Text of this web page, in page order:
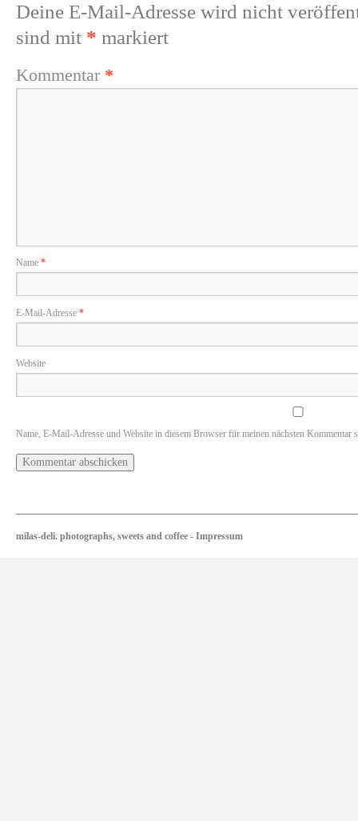
Deine E-Mail-Adresse wird nicht
sind mit * markiert
Kommentar *
Name *
E-Mail-Adresse *
Website
Name, E-Mail-Adresse und Website in diesem Browser für meinen nächsten Kommentar
milas-deli. photographs, sweets and coffee - Impressum